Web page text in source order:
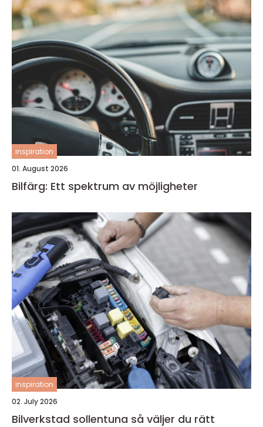
inspiration
01. August 2026
Bilfärg: Ett spektrum av möjligheter
inspiration
02. July 2026
Bilverkstad sollentuna så väljer du rätt